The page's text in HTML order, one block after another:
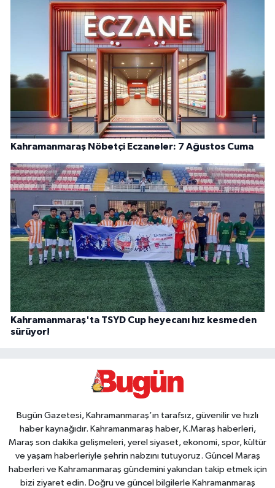
Kahramanmaraş Nöbetçi Eczaneler: 7 Ağustos Cuma
Kahramanmaraş'ta TSYD Cup heyecanı hız kesmeden
sürüyor!
Bugün Gazetesi, Kahramanmaraş’ın tarafsız, güvenilir ve hızlı
haber kaynağıdır. Kahramanmaraş haber, K.Maraş haberleri,
Maraş son dakika gelişmeleri, yerel siyaset, ekonomi, spor, kültür
ve yaşam haberleriyle şehrin nabzını tutuyoruz. Güncel Maraş
haberleri ve Kahramanmaraş gündemini yakından takip etmek için
bizi ziyaret edin. Doğru ve güncel bilgilerle Kahramanmaraş